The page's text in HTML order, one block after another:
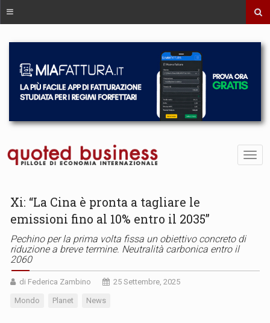
Xi: “La Cina è pronta a tagliare le
emissioni fino al 10% entro il 2035”
Pechino per la prima volta fissa un obiettivo concreto di
riduzione a breve termine. Neutralità carbonica entro il
2060
di Federica Zambino 25 Settembre, 2025
Mondo Planet News